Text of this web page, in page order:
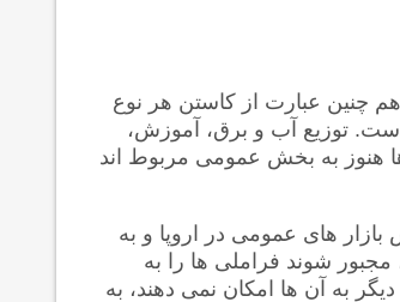
چنین عبارت از کاستن هر نوع
توزیع آب و برق، آموزش،
هنوز به بخش عمومی مربوط اند
بازار های عمومی در اروپا و به
شوند فراملی ها را به
به آن ها امکان نمی دهند، به